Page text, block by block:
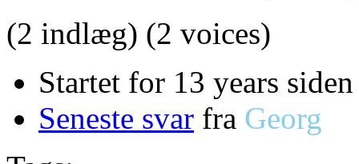
(2 indlæg) (2 voices)
Startet for 13 years
Seneste svar fra Georg